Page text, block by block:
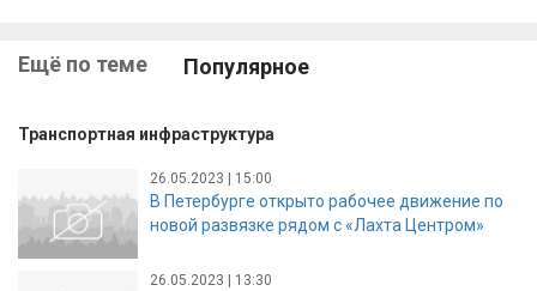
Ещё по теме Популярное
Транспортная инфраструктура
26.05.2023 | 15:00
В Петербурге открыто рабочее движение по
новой развязке рядом с «Лахта Центром»
26.05.2023 | 13:30